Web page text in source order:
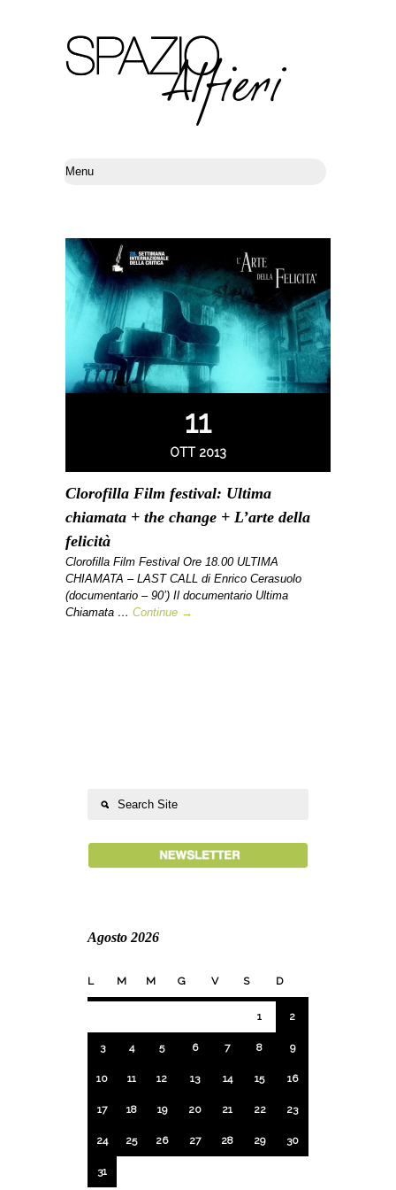
11
OTT 2013
Clorofilla Film festival: Ultima
chiamata + the change + L’arte della
felicità
Clorofilla Film Festival Ore 18.00 ULTIMA
CHIAMATA – LAST CALL di Enrico Cerasuolo
(documentario – 90’) Il documentario Ultima
Chiamata … Continue →
Agosto 2026
L M M G V S D
1 2
3 4 5 6 7 8 9
10 11 12 13 14 15 16
17 18 19 20 21 22 23
24 25 26 27 28 29 30
31